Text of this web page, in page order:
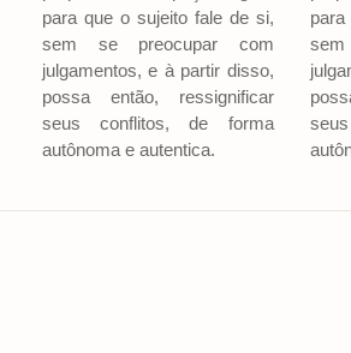
para que o sujeito fale de si,
sem se preocupar com
julgamentos, e à partir disso,
possa então, ressignificar
seus conflitos, de forma
autônoma e autentica.